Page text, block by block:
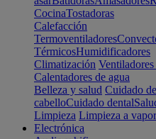
CocinaTostadoras
Calefacción
Termoventiladores
TérmicosHumidificadores
Climatización Ventiladores
Calentadores de agua
Belleza y salud Cuidado
cabelloCuidado dental
Limpieza Limpieza a vapor
Electrónica